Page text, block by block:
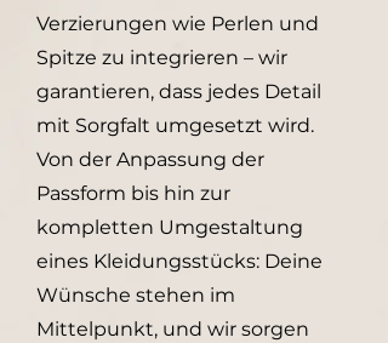
Verzierungen wie Perlen und
Spitze zu integrieren – wir
garantieren, dass jedes Detail
mit Sorgfalt umgesetzt wird.
Von der Anpassung der
Passform bis hin zur
kompletten Umgestaltung
eines Kleidungsstücks: Deine
Wünsche stehen im
Mittelpunkt, und wir sorgen